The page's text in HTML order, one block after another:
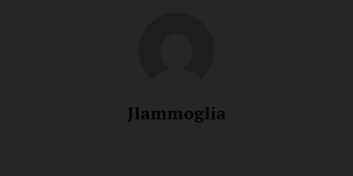
Jlammoglia